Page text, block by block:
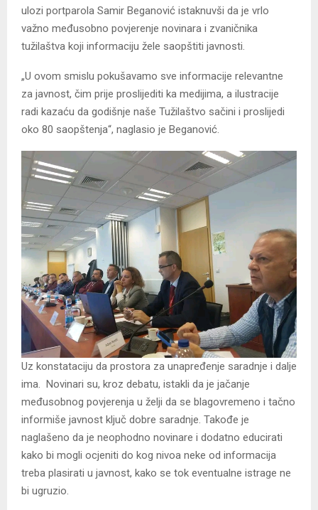
ulozi portparola Samir Beganović istaknuvši da je vrlo
važno međusobno povjerenje novinara i zvaničnika
tužilaštva koji informaciju žele saopštiti javnosti.
„U ovom smislu pokušavamo sve informacije relevantne
za javnost, čim prije proslijediti ka medijima, a ilustracije
radi kazaću da godišnje naše Tužilaštvo sačini i proslijedi
oko 80 saopštenja“, naglasio je Beganović.
Uz konstataciju da prostora za unapređenje saradnje i dalje
ima. Novinari su, kroz debatu, istakli da je jačanje
međusobnog povjerenja u želji da se blagovremeno i tačno
informiše javnost ključ dobre saradnje. Takođe je
naglašeno da je neophodno novinare i dodatno educirati
kako bi mogli ocjeniti do kog nivoa neke od informacija
treba plasirati u javnost, kako se tok eventualne istrage ne
bi ugruzio.